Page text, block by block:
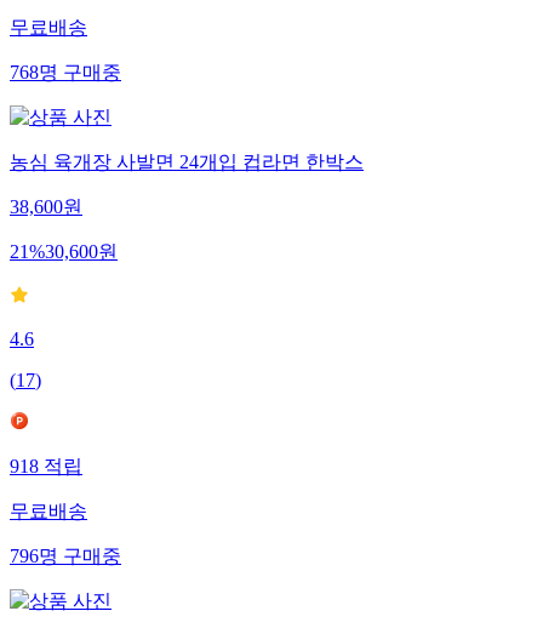
무료배송
768명구매중
농심 육개장 사발면 24개입 컵라면 한박스
38,600원
21%30,600원
4.6
(17)
918적립
무료배송
796명구매중